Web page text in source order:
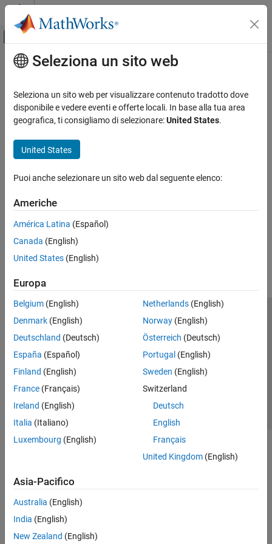
Vai al contenuto
Attiva/disattiva menu di navigazione
Pagina iniziale della documentazione
Contenuto principale
How useful was this information?
Seleziona un sito web
Seleziona un sito web per visualizzare contenuto tradotto dove
disponibile e vedere eventi e offerte locali. In base alla tua area
geografica, ti consigliamo di selezionare:United States.
United States
Puoi anche selezionare un sito web dal seguente elenco:
Americhe
América Latina (Español)
Canada (English)
United States (English)
Europa
Belgium (English)
Denmark (English)
Deutschland (Deutsch)
España (Español)
Finland (English)
France (Français)
Ireland (English)
Italia (Italiano)
Luxembourg (English)
Netherlands(English)
Norway(English)
Österreich (Deutsch)
Portugal (English)
Sweden (English)
Switzerland
Deutsch
English
Français
United Kingdom(English)
Asia-Pacifico
Australia (English)
India (English)
New Zealand (English)
Centro di fiducia
Informativa sulla privacy
Antipirateria
Stato dell'applicazione
Contatti
© 1994-2026 The MathWorks, Inc.